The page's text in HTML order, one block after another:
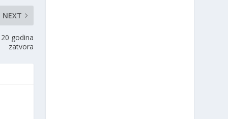
NEXT
godina
zatvora